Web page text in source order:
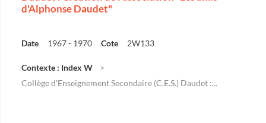
d'Alphonse Daudet"
Date 1967 - 1970 Cote 2W133
Contexte : Index W
Collège d'Enseignement Secondaire (C.E.S.) Daudet :...